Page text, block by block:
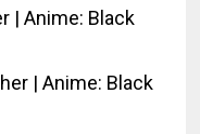
| Anime: Black
| Anime: Black